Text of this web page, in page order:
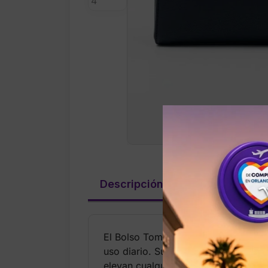
Descripción Valoraciones
El Bolso Tommy Hilfiger para
uso diario. Su diseño incorpora el
elevan cualquier outfit.